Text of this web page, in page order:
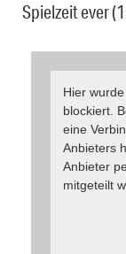
Spielzeit ever
Hier
blockiert.
eine
Anbieters
Anbieter
mitgeteilt